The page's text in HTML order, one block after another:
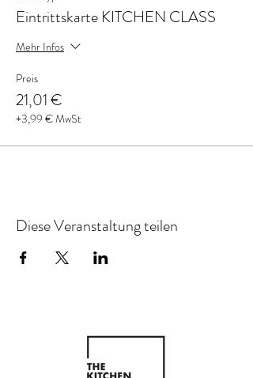
Eintrittskarte KITCHEN CLASS
Mehr Infos
Preis
21,01 €
+3,99 € MwSt
Diese Veranstaltung teilen